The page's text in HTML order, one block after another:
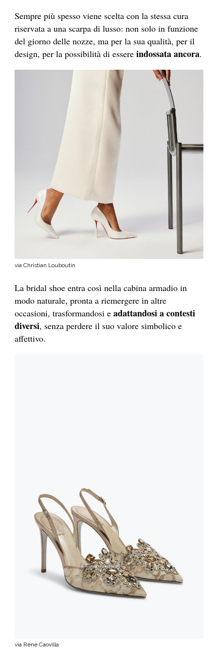
Sempre più spesso viene scelta con la stessa cura
riservata a una scarpa di lusso: non solo in funzione
del giorno delle nozze, ma per la sua qualità, per il
design, per la possibilità di essere indossata ancora.
via Christian Louboutin
La bridal shoe entra così nella cabina armadio in
modo naturale, pronta a riemergere in altre
occasioni, trasformandosi e adattandosi a contesti
diversi, senza perdere il suo valore simbolico e
affettivo.
via Rene Caovilla